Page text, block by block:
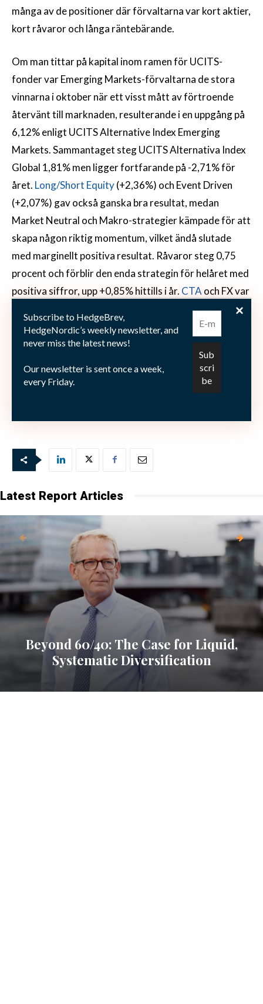
många av de positioner där förvaltarna var kort aktier,
kort råvaror och långa räntebärande.
Om man tittar på kapital inom ramen för UCITS-
fonder var Emerging Markets-förvaltarna de stora
vinnarna i oktober när ett visst mått av förtroende
återvänt till marknaden, resulterande i en uppgång på
6,12% enligt UCITS Alternative Index Emerging
Markets. Sammantaget steg UCITS Alternativa Index
Global 1,81% men ligger fortfarande på -2,71% för
året. Long/Short Equity(+2,36%) och Event Driven
(+2,07%) gav också ganska bra resultat, medan
Market Neutral och Makro-strategier kämpade för att
skapa någon riktig momentum, vilket ändå slutade
med marginellt positiva resultat. Råvaror steg 0,75
procent och förblir den enda strategin för helåret med
positiva siffror, upp +0,85% hittills i år. CTA och FX var
de enda förlorarstrategierna förra månaden och
tappade -2,52% respektive -0,85%. Den största
eftersläntraren under 2011 är fortfarande Emerging
Markets, med en nedgång på -6,29% trots den starka
utvecklingen förra månaden.
Subscribe to HedgeBrev,
HedgeNordic’s weekly newsletter, and
never miss the latest news!
Our newsletter is sent once a week,
every Friday.
Latest Report Articles
Beyond 60/40: The Case for Liquid,
Systematic Diversification